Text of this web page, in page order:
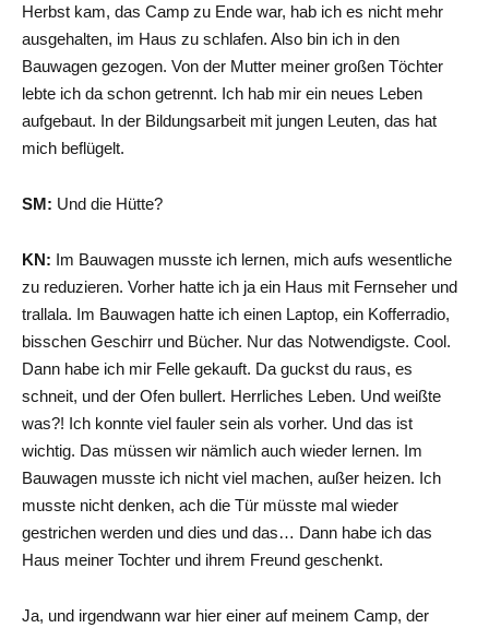
Herbst kam, das Camp zu Ende war, hab ich es nicht mehr
ausgehalten, im Haus zu schlafen. Also bin ich in den
Bauwagen gezogen. Von der Mutter meiner großen Töchter
lebte ich da schon getrennt. Ich hab mir ein neues Leben
aufgebaut. In der Bildungsarbeit mit jungen Leuten, das hat
mich beflügelt.
SM: Und die Hütte?
KN: Im Bauwagen musste ich lernen, mich aufs wesentliche
zu reduzieren. Vorher hatte ich ja ein Haus mit Fernseher und
trallala. Im Bauwagen hatte ich einen Laptop, ein Kofferradio,
bisschen Geschirr und Bücher. Nur das Notwendigste. Cool.
Dann habe ich mir Felle gekauft. Da guckst du raus, es
schneit, und der Ofen bullert. Herrliches Leben. Und weißte
was?! Ich konnte viel fauler sein als vorher. Und das ist
wichtig. Das müssen wir nämlich auch wieder lernen. Im
Bauwagen musste ich nicht viel machen, außer heizen. Ich
musste nicht denken, ach die Tür müsste mal wieder
gestrichen werden und dies und das… Dann habe ich das
Haus meiner Tochter und ihrem Freund geschenkt.
Ja, und irgendwann war hier einer auf meinem Camp, der